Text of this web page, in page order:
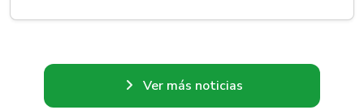
Ver más noticias